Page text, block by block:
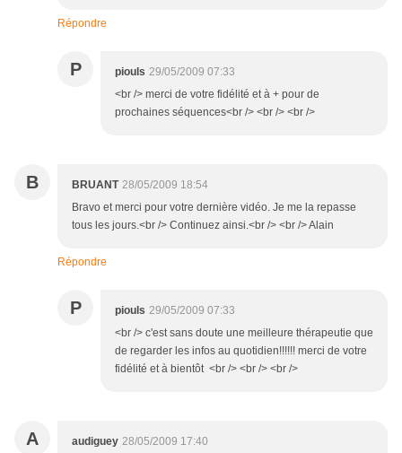
Répondre
P piouls 29/05/2009 07:33
<br /> merci de votre fidélité et à + pour de
prochaines séquences<br /> <br /> <br />
B BRUANT 28/05/2009 18:54
Bravo et merci pour votre dernière vidéo. Je me la repasse
tous les jours.<br /> Continuez ainsi.<br /> <br /> Alain
Répondre
P piouls 29/05/2009 07:33
<br /> c'est sans doute une meilleure thérapeutie que
de regarder les infos au quotidien!!!!!! merci de votre
fidélité et à bientôt <br /> <br /> <br />
A audiguey 28/05/2009 17:40